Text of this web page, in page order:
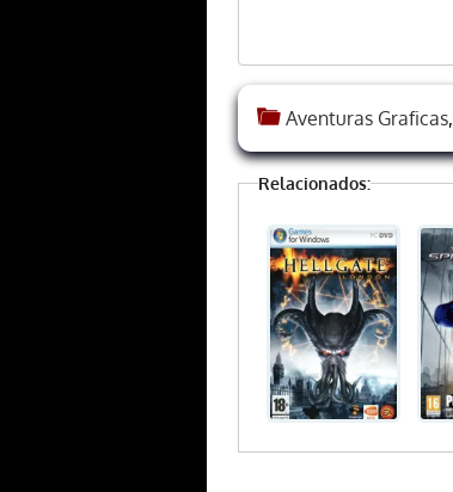
Aventuras Graficas,
Relacionados: